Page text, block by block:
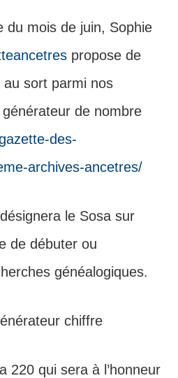
du mois de juin, Sophie
propose de
sort parmi nos
de nombre
des-
archives-ancetres/
le Sosa sur
de débuter ou
généalogiques.
220 qui sera à l’honneur